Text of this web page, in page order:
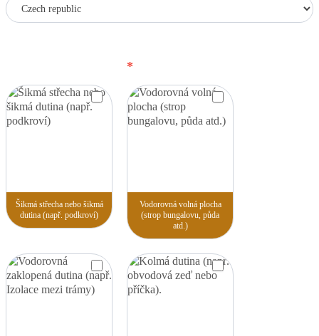
*
Šikmá střecha nebo šikmá
dutina (např. podkroví)
Vodorovná volná plocha
(strop bungalovu, půda
atd.)